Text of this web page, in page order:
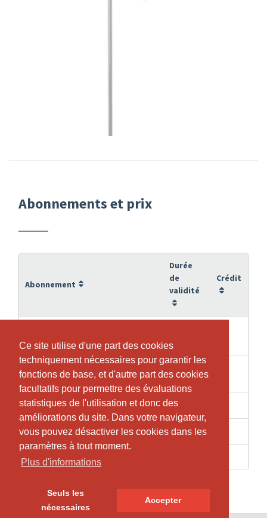
Ce site utilise d'une part des cookies
techniquement nécessaires pour garantir les
fonctions de base, et d'autre part des cookies
facultatifs pour permettre des évaluations
statistiques de l'utilisation et donc des
améliorations du site. Dans votre navigateur,
vous pouvez désactiver les cookies dans les
paramètres à tout moment.
Plus d'informations
Seuls les
nécessaires
Accepter
Ce site utilise d'une part des cookies
techniquement nécessaires pour garantir les
fonctions de base, et d'autre part des cookies
facultatifs pour permettre des évaluations
statistiques de l'utilisation et donc des
améliorations du site. Dans votre navigateur,
vous pouvez désactiver les cookies dans les
paramètres à tout moment.
Plus d'informations
Seuls les
nécessaires
Accepter
Abonnements et prix
Abonnement
Durée
de
validité
Crédit
dance - gratuit (1x/personne)
Semaines
00. Cours initiation
Semaines
1. Carte 5 cours 6 Mois
2. Carte 10 cours 6 Mois
3. Carte 20 cours